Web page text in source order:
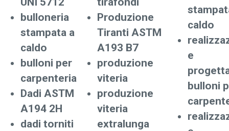
bulloneria
stampata a
caldo
bulloni per
carpenteria
Dadi ASTM
A194 2H
dadi torniti
Produzione
Tiranti ASTM
A193 B7
produzione
viteria
produzione
viteria
extralunga
caldo
e
bulloni